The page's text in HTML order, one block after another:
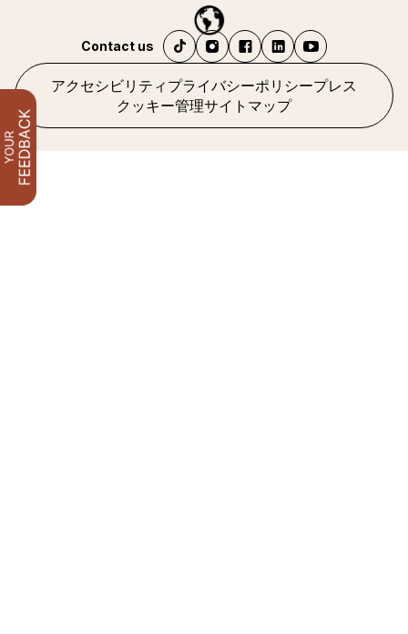
アクセシビリティ プライバシーポリシープレス
クッキー管理サイトマップ
Contact us